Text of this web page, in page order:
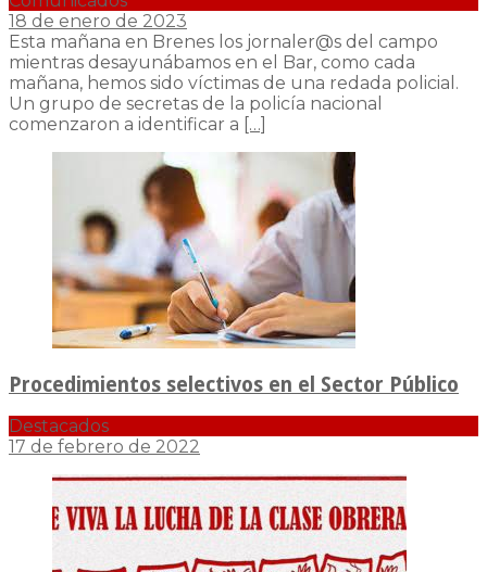
18 de enero de 2023
Esta mañana en Brenes los jornaler@s del campo
mientras desayunábamos en el Bar, como cada
mañana, hemos sido víctimas de una redada policial.
Un grupo de secretas de la policía nacional
comenzaron a identificar a […]
Procedimientos selectivos en el Sector Público
Destacados
17 de febrero de 2022